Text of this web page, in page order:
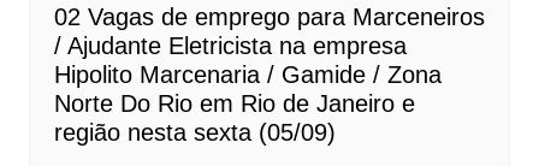
02 Vagas de emprego para Marceneiros
/ Ajudante Eletricista na empresa
Hipolito Marcenaria / Gamide / Zona
Norte Do Rio em Rio de Janeiro e
região nesta sexta (05/09)